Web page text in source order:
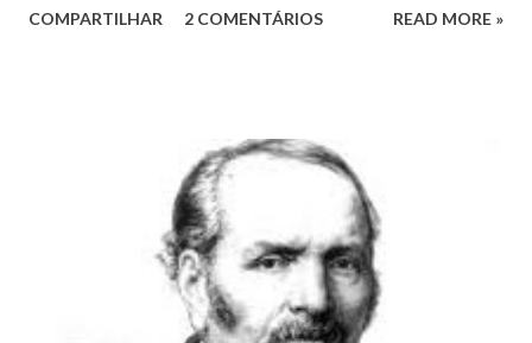
aspecto material, terreno... Mesmo civilizações,
onde vige pressão, opressão, cerceamento, coação e
censura. E não podemos falar apenas do ponto de vista
geral, social, de cidadania, de direitos humanos etc, mas
também de segmentos religiosos e, nesse campo,
lamentavelmente, o meio/movimento espírita não está
excluído, o que me parece profundamente contraditório
COMPARTILHAR 2 COMENTÁRIOS READ MORE »